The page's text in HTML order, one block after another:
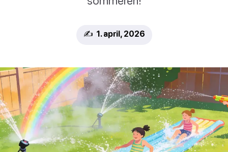
✍️ 1. april, 2026